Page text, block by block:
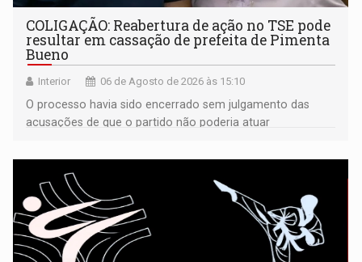
COLIGAÇÃO: Reabertura de ação no TSE pode
resultar em cassação de prefeita de Pimenta
Bueno
Interior 06 de Agosto de 2026 às 15:10
O processo havia sido encerrado sem julgamento das
acusações de que o partido não poderia atuar